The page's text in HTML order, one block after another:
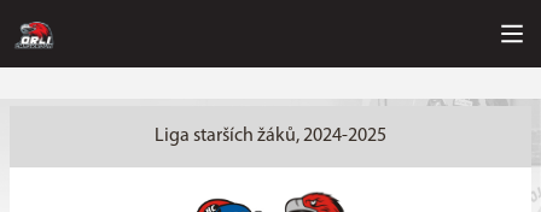
Liga starších žáků, 2024-2025